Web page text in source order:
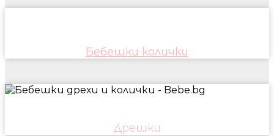
Бебешки колички
Дрешки